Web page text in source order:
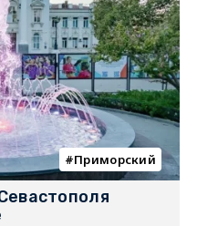
Приморский